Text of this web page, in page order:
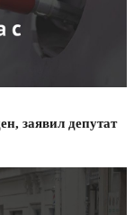
заявил депутат